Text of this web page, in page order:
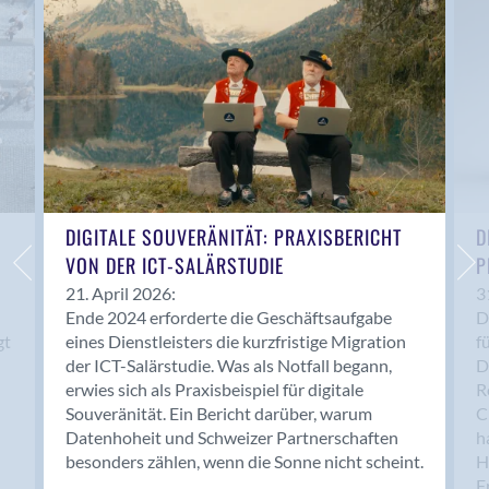
Anwil
Appenzell
Au SG
Baar
Baden
Balsthal
Balzers
Basel
Bassersdorf
Belp
Bendern
Benken (SG)
Bergdietikon
Berlin
Bern
Bern - Liebefeld
DIGITALE SOUVERÄNITÄT: PRAXISBERICHT
VON DER ICT-SALÄRSTUDIE
21. April 2026:
Ende 2024 erforderte die Geschäftsaufgabe
eines Dienstleisters die kurzfristige Migration
der ICT-Salärstudie. Was als Notfall begann,
erwies sich als Praxisbeispiel für digitale
Souveränität. Ein Bericht darüber, warum
Datenhoheit und Schweizer Partnerschaften
besonders zählen, wenn die Sonne nicht scheint.